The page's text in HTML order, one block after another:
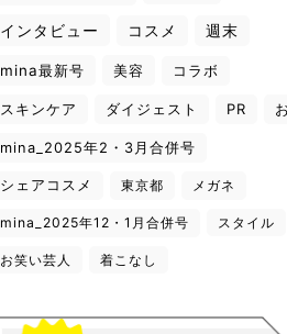
インタビュー コスメ 週末
mina最新号 美容 コラボ
スキンケア ダイジェスト PR
mina_2025年2・3月合併号
シェアコスメ 東京都 メガネ
mina_2025年12・1月合併号 スタイル
お笑い芸人 着こなし